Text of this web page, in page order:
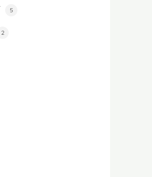
5
2